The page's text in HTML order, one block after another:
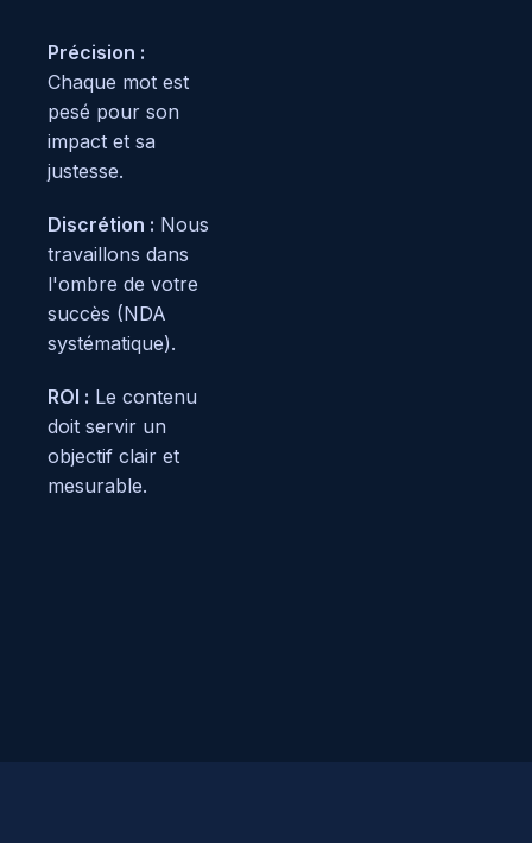
Précision :
Chaque mot est
pesé pour son
impact et sa
justesse.
Discrétion : Nous
travaillons dans
l'ombre de votre
succès (NDA
systématique).
ROI : Le contenu
doit servir un
objectif clair et
mesurable.